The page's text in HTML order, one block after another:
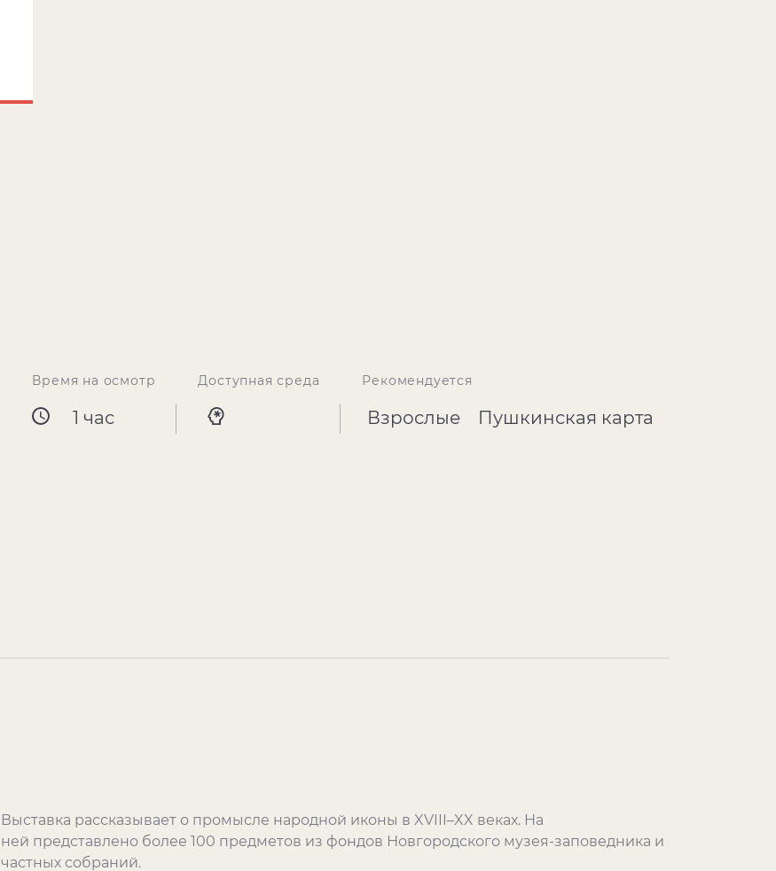
Время на осмотр
1 час
Доступная среда Рекомендуется
Взрослые Пушкинская карта
Выставка рассказывает о промысле народной иконы в XVIII–XX веках. На
ней представлено более 100 предметов из фондов Новгородского музея-заповедника и
частных собраний.